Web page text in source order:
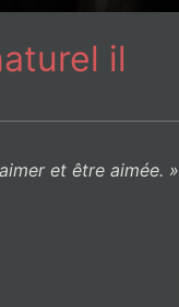
il
et être aimée. »